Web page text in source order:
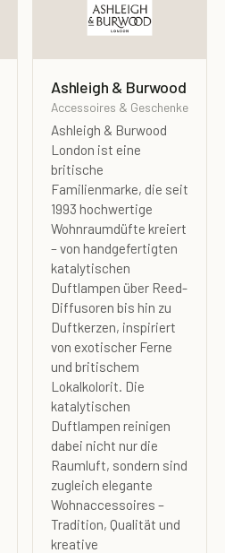
Ashleigh & Burwood
Accessoires & Geschenke
Ashleigh & Burwood
London ist eine
britische
Familienmarke, die seit
1993 hochwertige
Wohnraumdüfte kreiert
– von handgefertigten
katalytischen
Duftlampen über Reed-
Diffusoren bis hin zu
Duftkerzen, inspiriert
von exotischer Ferne
und britischem
Lokalkolorit. Die
katalytischen
Duftlampen reinigen
dabei nicht nur die
Raumluft, sondern sind
zugleich elegante
Wohnaccessoires –
Tradition, Qualität und
kreative